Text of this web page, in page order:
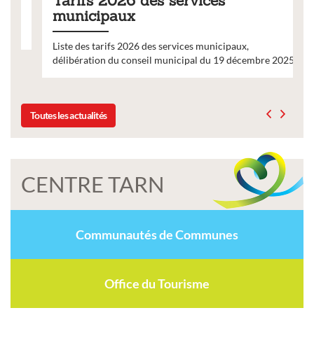
municipaux
Liste des tarifs 2026 des services municipaux,
délibération du conseil municipal du 19 décembre 2025
Toutes les actualités
CENTRE TARN
Communautés de Communes
Office du Tourisme